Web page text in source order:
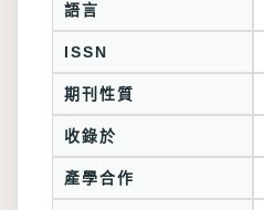
語言
ISSN
期刊性質
收錄於
產學合作